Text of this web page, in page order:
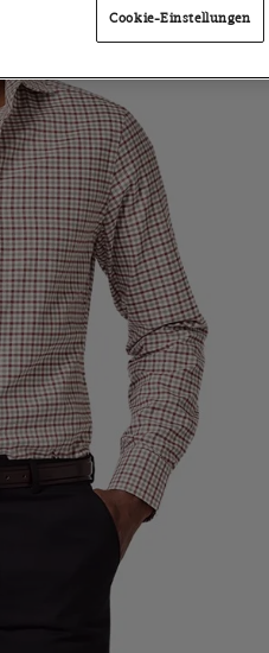
Cookie-Einstellungen